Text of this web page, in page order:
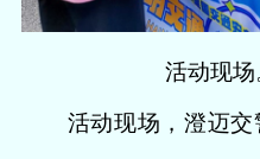
活动现
活动现场，澄迈